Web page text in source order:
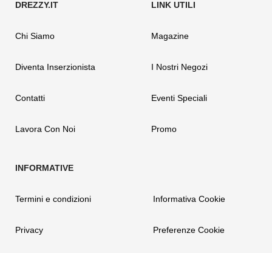
Chi Siamo
Diventa Inserzionista
Contatti
Lavora Con Noi
Magazine
I Nostri Negozi
Eventi Speciali
Promo
Termini e condizioni
Privacy
Informativa Cookie
Preferenze Cookie